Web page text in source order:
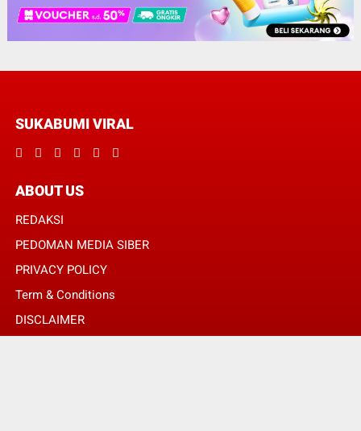
SUKABUMI VIRAL
ABOUT US
REDAKSI
PEDOMAN MEDIA SIBER
PRIVACY POLICY
Term & Conditions
DISCLAIMER